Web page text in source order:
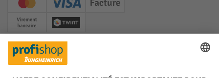
Creditcard (Master)Creditcard (Visa)
Facture
Paiement anticipé
Twint
Réseaux sociaux